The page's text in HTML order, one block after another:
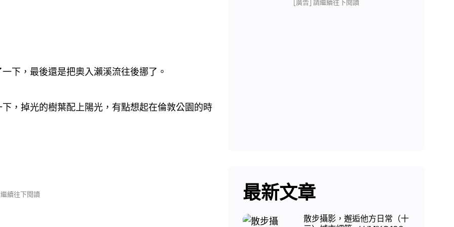
下，最後還是把奧入瀨溪流往後挪了。
，掉光的樹葉配上陽光，有點想起在倫敦公園的時
續往下閱讀
[廣告] 請繼續往下閱讀
最新文章
散步攝影，邂逅他方日常（十